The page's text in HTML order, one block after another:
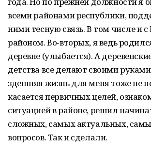
всеми районами республики,
ними тесную связь. В том числе и
районом. Во-вторых, я ведь
деревне (улыбается). А
детства все делают своими
здешняя жизнь для меня тоже не
касается первичных целей,
ситуацией в районе, решил
сложных, самых актуальных,
вопросов. Так и сделали.